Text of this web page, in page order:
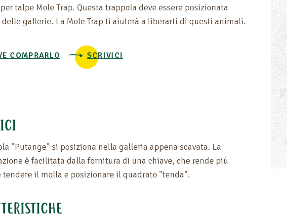
talpe Mole Trap. Questa trappola deve essere posizionata
gallerie. La Mole Trap ti aiuterà a liberarti di questi animali.
COMPRARLO SCRIVICI
"Putange" si posiziona nella galleria appena scavata. La
è facilitata dalla fornitura di una chiave, che rende più
tendere il molla e posizionare il quadrato "tenda".